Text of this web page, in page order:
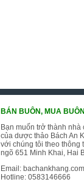
BÁN BUÔN, MUA BUÔN
Bạn muốn trở thành
của dược thảo Bách An
với chúng tôi theo thông
ngõ 651 Minh Khai, Hai
Email:
Hotline:0583146666